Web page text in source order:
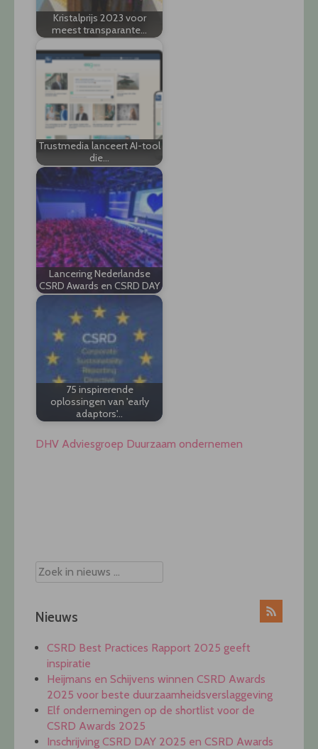
Kristalprijs 2023 voor
meest transparante…
Trustmedia lanceert AI-tool
die…
Lancering Nederlandse
CSRD Awards en CSRD DAY
75 inspirerende
oplossingen van 'early
adaptors'…
DHV Adviesgroep Duurzaam ondernemen
Nieuws
CSRD Best Practices Rapport 2025 geeft
inspiratie
Heijmans en Schijvens winnen CSRD Awards
2025 voor beste duurzaamheidsverslaggeving
Elf ondernemingen op de shortlist voor de
CSRD Awards 2025
Inschrijving CSRD DAY 2025 en CSRD Awards